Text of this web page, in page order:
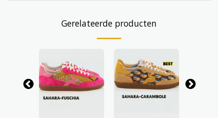
Gerelateerde producten